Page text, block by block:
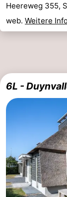
Golfplatze
trinken
Praktisch
-
Parken
Reisebuchshop
Heereweg 355,
web. Weitere
6L -